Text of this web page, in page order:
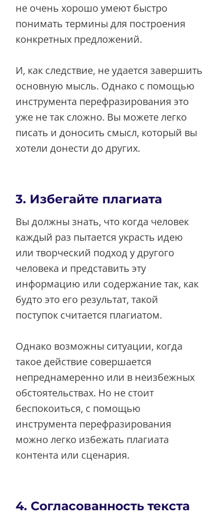
не очень хорошо умеют быстро
понимать термины для построения
конкретных предложений.
И, как следствие, не удается завершить
основную мысль. Однако с помощью
инструмента перефразирования это
уже не так сложно. Вы можете легко
писать и доносить смысл, который вы
хотели донести до других.
3. Избегайте плагиата
Вы должны знать, что когда человек
каждый раз пытается украсть идею
или творческий подход у другого
человека и представить эту
информацию или содержание так, как
будто это его результат, такой
поступок считается плагиатом.
Однако возможны ситуации, когда
такое действие совершается
непреднамеренно или в неизбежных
обстоятельствах. Но не стоит
беспокоиться, с помощью
инструмента перефразирования
можно легко избежать плагиата
контента или сценария.
4. Согласованность текста